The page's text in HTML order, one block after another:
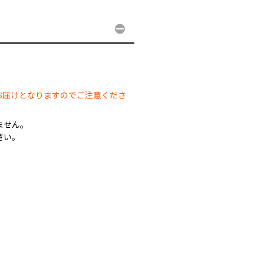
けとなりますのでご注意くださ
ん。
。